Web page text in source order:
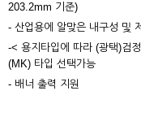
203.2mm 기준)
- 산업용에 알맞은 내구성 및
-< 용지타입에 따라 (광택)검
(MK) 타입 선택가능
- 배너 출력 지원